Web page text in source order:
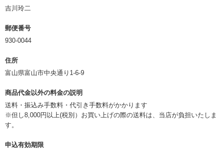
吉川玲二
郵便番号
930-0044
住所
富山県富山市中央通り1-6-9
商品代金以外の料金の説明
送料・振込み手数料・代引き手数料がかかります
※但し8,000円以上(税別）お買い上げの際の送料は、当店が負担いたしま
す。
申込有効期限